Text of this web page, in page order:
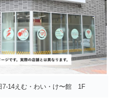
7-14えむ・わい・け〜館 1F